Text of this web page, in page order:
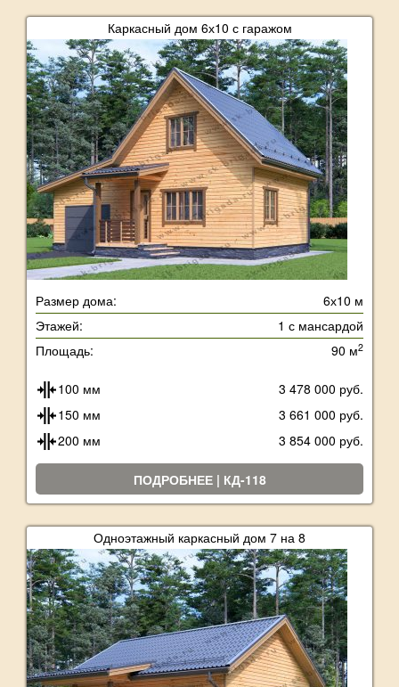
Каркасный дом 6х10 с гаражом
Размер дома:
6х10 м
Этажей:
1 с мансардой
Площадь:
90 м2
100 мм
3 478 000 руб.
150 мм
3 661 000 руб.
200 мм
3 854 000 руб.
ПОДРОБНЕЕ | КД-118
Одноэтажный каркасный дом 7 на 8